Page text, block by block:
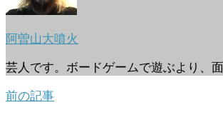
阿曽山大噴火
芸人です。ボードゲームで遊ぶより、
前の記事